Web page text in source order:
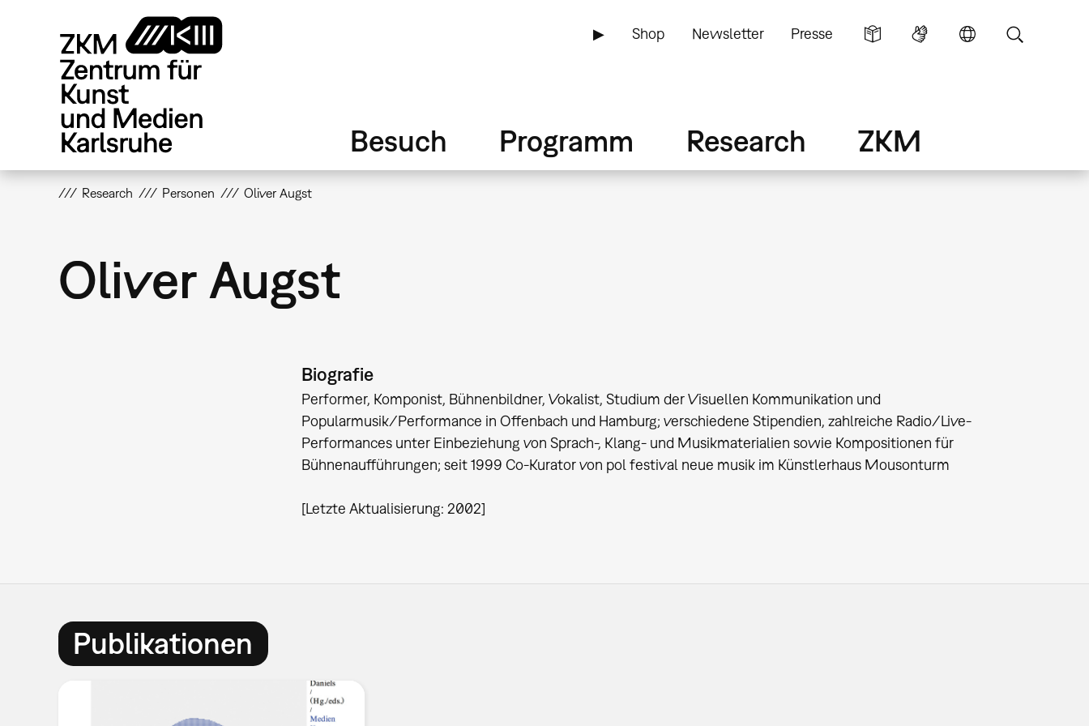
▶ Shop Newsletter Presse
Besuch Programm Research ZKM
Research Personen Oliver Augst
Oliver Augst
Biografie
Performer, Komponist, Bühnenbildner, Vokalist, Studium der Visuellen Kommunikation und
Popularmusik/Performance in Offenbach und Hamburg; verschiedene Stipendien, zahlreiche Radio/Live-
Performances unter Einbeziehung von Sprach-, Klang- und Musikmaterialien sowie Kompositionen für
Bühnenaufführungen; seit 1999 Co-Kurator von pol festival neue musik im Künstlerhaus Mousonturm
[Letzte Aktualisierung: 2002]
Publikationen